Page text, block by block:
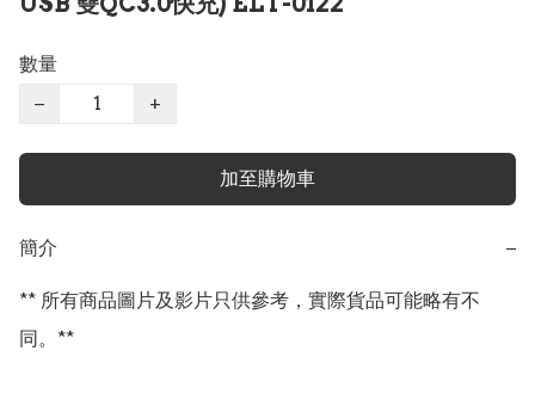
數量
−
+
加至購物車
簡介 −
** 所有商品圖片及影片只供參考，實際貨品可能略有不
同。**